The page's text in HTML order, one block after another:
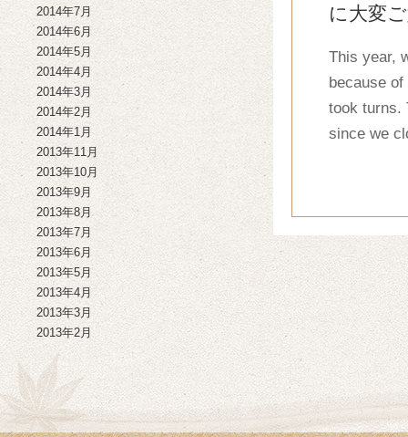
2014年7月
2014年6月
2014年5月
2014年4月
2014年3月
2014年2月
2014年1月
2013年11月
2013年10月
2013年9月
2013年8月
2013年7月
2013年6月
2013年5月
2013年4月
2013年3月
2013年2月
に大変
This year,
because
took turns.
since we